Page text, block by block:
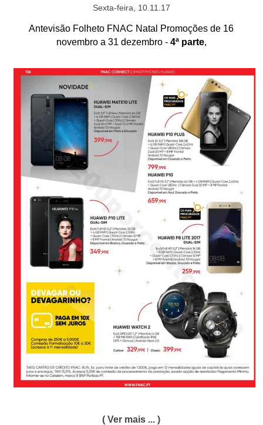
Sexta-feira, 10.11.17
Antevisão Folheto FNAC Natal Promoções de 16
novembro a 31 dezembro - 4ª parte,
( Ver mais ... )